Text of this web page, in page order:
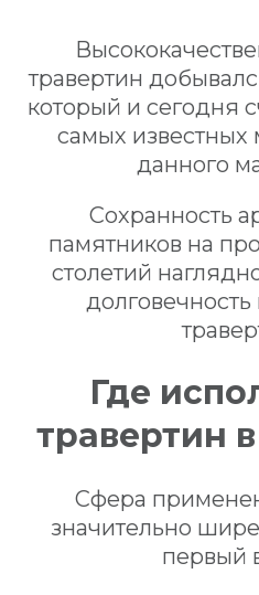
травертин
который и сегодня
самых
данного
Сохранность
памятников на
столетий
долговечность
Где
травертин
Сфера
значительно
первый